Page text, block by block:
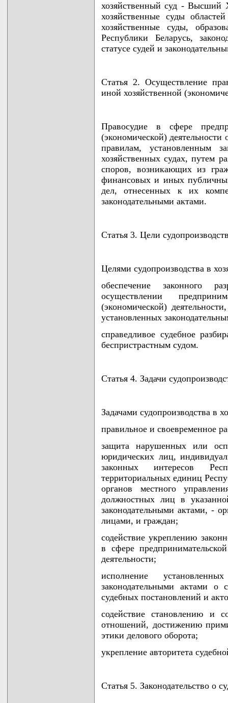
хозяйственный суд - Высший
хозяйственные суды
хозяйственные суды,
Республики Беларусь,
статусе судей и
Статья 2. Осуществление
иной хозяйственной
Правосудие в сфере
(экономической)
правилам, установленным
хозяйственных судах, путем
споров, возникающих из
финансовых и иных
дел, отнесенных к их
законодательными актами.
Статья 3. Цели
Целями судопроизводства в
обеспечение законного
осуществлении
(экономической)
установленных
справедливое судебное
беспристрастным судом.
Статья 4. Задачи
Задачами судопроизводства в
правильное и своевременное
защита нарушенных или
юридических лиц,
законных интересов
территориальных единиц
органов местного
должностных лиц в
законодательными актами, -
лицами, и граждан;
содействие укреплению
в сфере
деятельности;
исполнение
законодательными актами о
судебных постановлений и
содействие становлению и
отношений, достижению
этики делового оборота;
укрепление авторитета
Статья 5. Законодательство о